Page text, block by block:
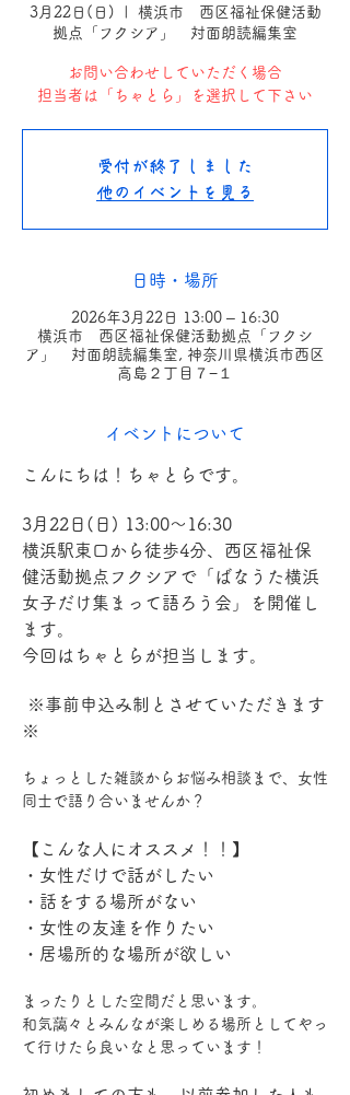
3月22日(日)
横浜市 西区福祉保健活動
拠点「フクシア」 対面朗読編集室
お問い合わせしていただく場合
担当者は「ちゃとら」を選択して下さい
受付が終了しました
他のイベントを見る
日時・場所
2026年3月22日 13:00 – 16:30
横浜市 西区福祉保健活動拠点「フクシ
ア」 対面朗読編集室, 神奈川県横浜市西区
高島２丁目７−１
イベントについて
こんにちは！ちゃとらです。
3月22日(日) 13:00～16:30
横浜駅東口から徒歩4分、西区福祉保
健活動拠点フクシアで「ばなうた横浜
女子だけ集まって語ろう会」を開催し
ます。
今回はちゃとらが担当します。
※
ちょっとした雑談からお悩み相談まで、女性
同士で語り合いませんか？
【こんな人にオススメ！！】
・女性だけで話がしたい
・話をする場所がない
・女性の友達を作りたい
・居場所的な場所が欲しい
まったりとした空間だと思います。
和気藹々とみんなが楽しめる場所としてやっ
て行けたら良いなと思っています！